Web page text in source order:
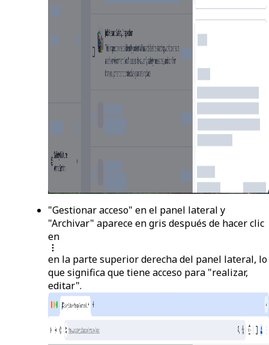
"Gestionar acceso" en el panel lateral y
"Archivar" aparece en gris después de hacer clic
en
en la parte superior derecha del panel lateral, lo
que significa que tiene acceso para "realizar,
editar".